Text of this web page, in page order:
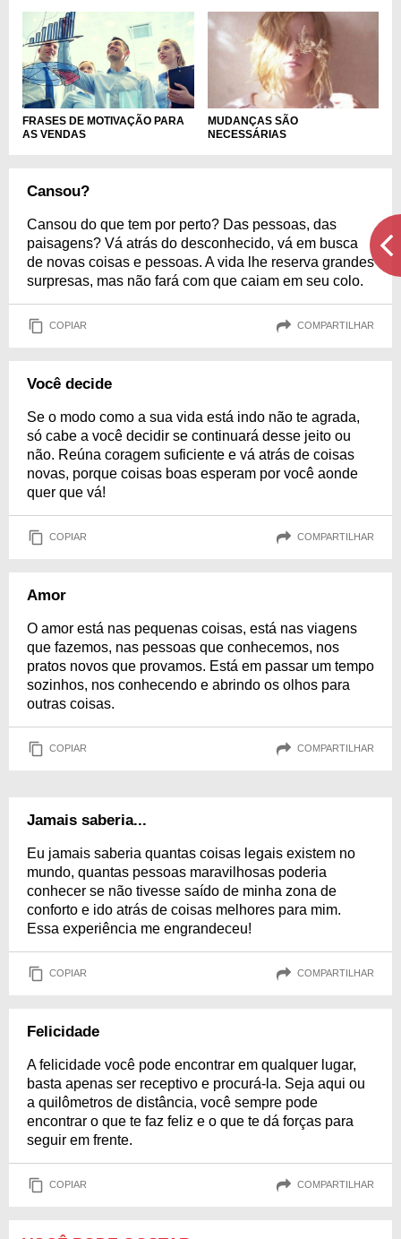
FRASES DE MOTIVAÇÃO PARA
AS VENDAS
MUDANÇAS SÃO
NECESSÁRIAS
Cansou?
Cansou do que tem por perto? Das pessoas, das
paisagens? Vá atrás do desconhecido, vá em busca
de novas coisas e pessoas. A vida lhe reserva grandes
surpresas, mas não fará com que caiam em seu colo.
COPIAR COMPARTILHAR
Você decide
Se o modo como a sua vida está indo não te agrada,
só cabe a você decidir se continuará desse jeito ou
não. Reúna coragem suficiente e vá atrás de coisas
novas, porque coisas boas esperam por você aonde
quer que vá!
COPIAR COMPARTILHAR
Amor
O amor está nas pequenas coisas, está nas viagens
que fazemos, nas pessoas que conhecemos, nos
pratos novos que provamos. Está em passar um tempo
sozinhos, nos conhecendo e abrindo os olhos para
outras coisas.
COPIAR COMPARTILHAR
Jamais saberia...
Eu jamais saberia quantas coisas legais existem no
mundo, quantas pessoas maravilhosas poderia
conhecer se não tivesse saído de minha zona de
conforto e ido atrás de coisas melhores para mim.
Essa experiência me engrandeceu!
COPIAR COMPARTILHAR
Felicidade
A felicidade você pode encontrar em qualquer lugar,
basta apenas ser receptivo e procurá-la. Seja aqui ou
a quilômetros de distância, você sempre pode
encontrar o que te faz feliz e o que te dá forças para
seguir em frente.
COPIAR COMPARTILHAR